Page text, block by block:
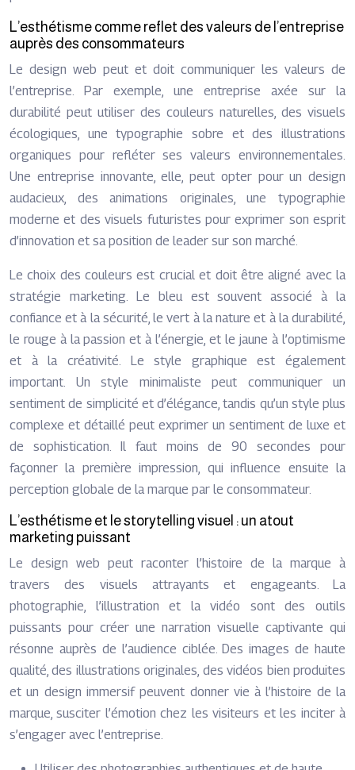
L’esthétisme comme reflet des valeurs de l’entreprise
auprès des consommateurs
Le design web peut et doit communiquer les valeurs de
l’entreprise. Par exemple, une entreprise axée sur la
durabilité peut utiliser des couleurs naturelles, des visuels
écologiques, une typographie sobre et des illustrations
organiques pour refléter ses valeurs environnementales.
Une entreprise innovante, elle, peut opter pour un design
audacieux, des animations originales, une typographie
moderne et des visuels futuristes pour exprimer son esprit
d’innovation et sa position de leader sur son marché.
Le choix des couleurs est crucial et doit être aligné avec la
stratégie marketing. Le bleu est souvent associé à la
confiance et à la sécurité, le vert à la nature et à la durabilité,
le rouge à la passion et à l’énergie, et le jaune à l’optimisme
et à la créativité. Le style graphique est également
important. Un style minimaliste peut communiquer un
sentiment de simplicité et d’élégance, tandis qu’un style plus
complexe et détaillé peut exprimer un sentiment de luxe et
de sophistication. Il faut moins de 90 secondes pour
façonner la première impression, qui influence ensuite la
perception globale de la marque par le consommateur.
L’esthétisme et le storytelling visuel : un atout
marketing puissant
Le design web peut raconter l’histoire de la marque à
travers des visuels attrayants et engageants. La
photographie, l’illustration et la vidéo sont des outils
puissants pour créer une narration visuelle captivante qui
résonne auprès de l’audience ciblée. Des images de haute
qualité, des illustrations originales, des vidéos bien produites
et un design immersif peuvent donner vie à l’histoire de la
marque, susciter l’émotion chez les visiteurs et les inciter à
s’engager avec l’entreprise.